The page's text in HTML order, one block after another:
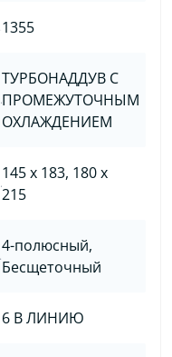
1355
ТУРБОНАДДУВ С
ПРОМЕЖУТОЧНЫМ
ОХЛАЖДЕНИЕМ
145 x 183, 180 x
215
4-полюсный,
Бесщеточный
6 В ЛИНИЮ